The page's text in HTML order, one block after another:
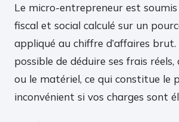
Le micro-entrepreneur est
fiscal et social calculé sur un
appliqué au chiffre d’affaires brut.
possible de déduire ses frais
ou le matériel, ce qui constitue le
inconvénient si vos charges sont